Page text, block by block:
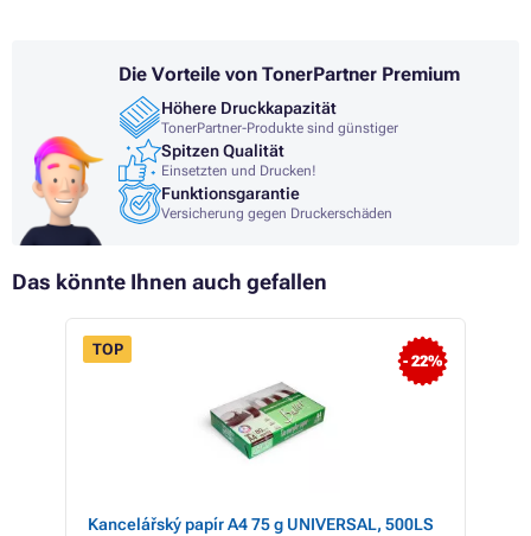
Die Vorteile von TonerPartner Premium
Höhere Druckkapazität
TonerPartner-Produkte sind günstiger
Spitzen Qualität
Einsetzten und Drucken!
Funktionsgarantie
Versicherung gegen Druckerschäden
Das könnte Ihnen auch gefallen
- 22%
TOP
Kancelářský papír A4 75 g UNIVERSAL, 500LS